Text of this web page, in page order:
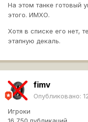
На этом танке готовый
этого. ИМХО.
Хотя в списке его нет,
этапную декаль.
fimv
Опубликовано:
Игроки
16 750 публикаций